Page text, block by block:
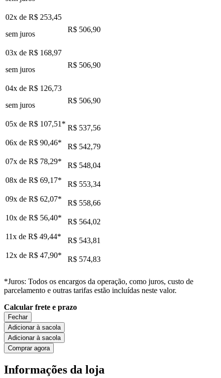
02x de R$ 253,45
sem juros
R$ 506,90
03x de R$ 168,97
sem juros
R$ 506,90
04x de R$ 126,73
sem juros
R$ 506,90
05x de R$ 107,51* R$ 537,56
06x de R$ 90,46*
R$ 542,79
07x de R$ 78,29*
R$ 548,04
08x de R$ 69,17*
R$ 553,34
09x de R$ 62,07*
R$ 558,66
10x de R$ 56,40*
R$ 564,02
11x de R$ 49,44*
R$ 543,81
12x de R$ 47,90* R$ 574,83
*Juros: Todos os encargos da operação, como juros, custo de
parcelamento e outras tarifas estão incluídas neste valor.
Calcular frete e prazo
Fechar
Adicionar à sacola
Adicionar à sacola
Comprar agora
Informações da loja